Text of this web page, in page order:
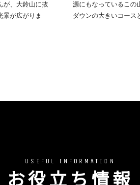
が、大鈴山に抜
景が広がりま
源にもなっているこの
ダウンの大きいコース
USEFUL INFORMATION
お役立ち情報